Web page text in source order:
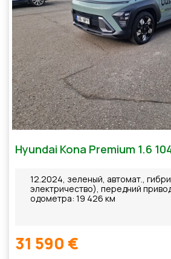
Hyundai Kona Premium 1.6
12.2024, зеленый, автомат.,
электричество), передний
одометра: 19 426 км
31 590 €